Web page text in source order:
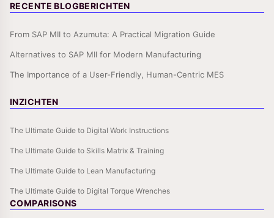
RECENTE BLOGBERICHTEN
From SAP MII to Azumuta: A Practical Migration Guide
Alternatives to SAP MII for Modern Manufacturing
The Importance of a User-Friendly, Human-Centric MES
INZICHTEN
The Ultimate Guide to Digital Work Instructions
The Ultimate Guide to Skills Matrix & Training
The Ultimate Guide to Lean Manufacturing
The Ultimate Guide to Digital Torque Wrenches
COMPARISONS